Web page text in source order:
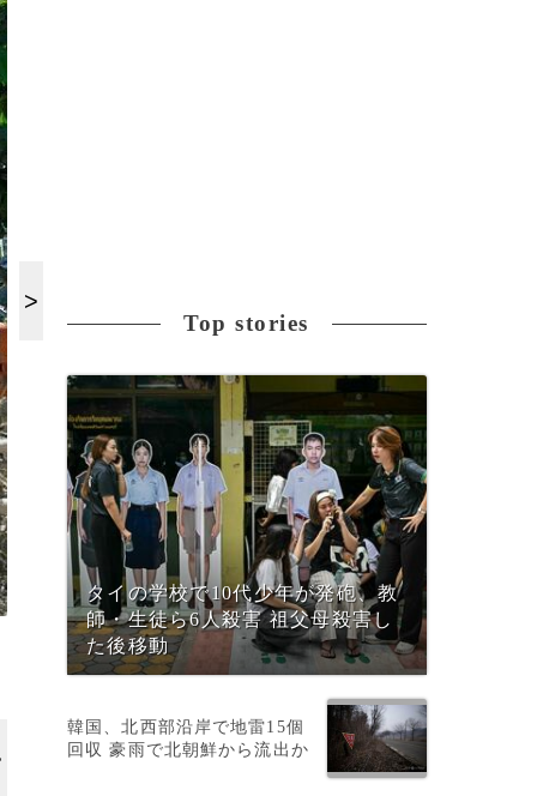
Top stories
タイの学校で10代少年が発砲、教
師・生徒ら6人殺害 祖父母殺害し
た後移動
韓国、北西部沿岸で地雷15個
回収 豪雨で北朝鮮から流出か